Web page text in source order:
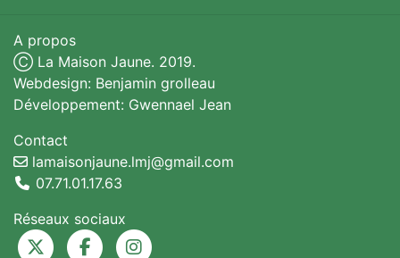
A propos
Ⓒ La Maison Jaune. 2019.
Webdesign: Benjamin grolleau
Développement: Gwennael Jean
Contact
lamaisonjaune.lmj@gmail.com
07.71.01.17.63
Réseaux sociaux